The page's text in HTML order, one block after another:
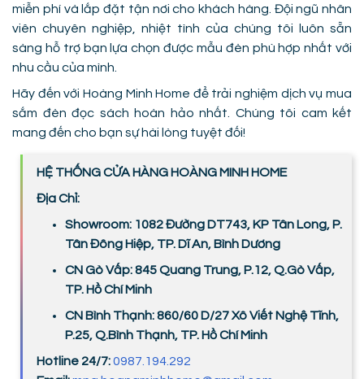
miễn phí và lắp đặt tận nơi cho khách hàng. Đội ngũ nhân
viên chuyên nghiệp, nhiệt tình của chúng tôi luôn sẵn
sàng hỗ trợ bạn lựa chọn được mẫu đèn phù hợp nhất với
nhu cầu của mình.
Hãy đến với Hoàng Minh Home để trải nghiệm dịch vụ mua
sắm đèn đọc sách hoàn hảo nhất. Chúng tôi cam kết
mang đến cho bạn sự hài lòng tuyệt đối!
HỆ THỐNG CỬA HÀNG HOÀNG MINH HOME
Địa Chỉ:
Showroom: 1082 Đường DT743, KP Tân Long, P.
Tân Đông Hiệp, TP. Dĩ An, Bình Dương
CN Gò Vấp: 845 Quang Trung, P.12, Q.Gò Vấp,
TP. Hồ Chí Minh
CN Bình Thạnh: 860/60 D/27 Xô Viết Nghệ Tĩnh,
P.25, Q.Bình Thạnh, TP. Hồ Chí Minh
Hotline 24/7:0987.194.292